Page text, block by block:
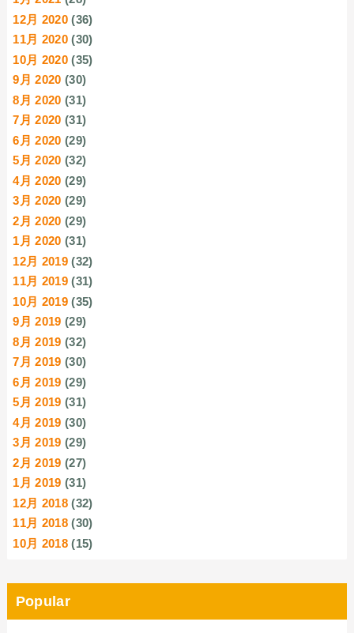
12月 2020 (36)
11月 2020 (30)
10月 2020 (35)
9月 2020 (30)
8月 2020 (31)
7月 2020 (31)
6月 2020 (29)
5月 2020 (32)
4月 2020 (29)
3月 2020 (29)
2月 2020 (29)
1月 2020 (31)
12月 2019 (32)
11月 2019 (31)
10月 2019 (35)
9月 2019 (29)
8月 2019 (32)
7月 2019 (30)
6月 2019 (29)
5月 2019 (31)
4月 2019 (30)
3月 2019 (29)
2月 2019 (27)
1月 2019 (31)
12月 2018 (32)
11月 2018 (30)
10月 2018 (15)
Popular